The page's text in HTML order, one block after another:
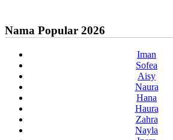
Nama Popular 2026
Iman
Sofea
Aisy
Naura
Hana
Haura
Zahra
Nayla